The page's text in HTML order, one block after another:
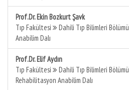
Prof.Dr. Ekin Bozkurt Şavk
Tıp Fakültesi
Dahili Tıp Bilimleri Bölümü
Anabilim Dalı
Prof.Dr. Elif Aydın
Tıp Fakültesi
Dahili Tıp Bilimleri Bölümü
Rehabilitasyon Anabilim Dalı